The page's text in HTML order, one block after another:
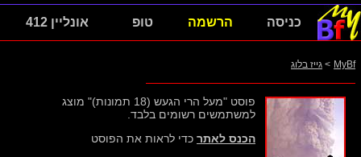
כניסה הרשמה טופ אונליין 412
MyBf
> גייז בלוג
פוסט "מעל הרי הגעש (18 תמונות)" מוצג
למשתמשים רשומים בלבד.
הכנס לאתר כדי לראות את הפוסט